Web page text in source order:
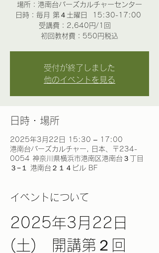
場所：港南台バーズカルチャーセンター
日時：毎月 第４土曜日 15:30-17:00
受講費：2,640円/1回
初回教材費：550円税込
受付が終了しました
他のイベントを見る
日時・場所
2025年3月22日 15:30 – 17:00
港南台バーズカルチャー, 日本、〒234-
0054 神奈川県横浜市港南区港南台３丁目
３−１ 港南台２１４ビル BF
イベントについて
2025年3月22日
(土)　開講第２回